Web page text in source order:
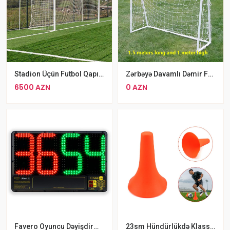
Stadion Üçün Futbol Qapısı
6500 AZN
Zərbəyə Davamlı Dəmir Fudbol Qapısı 1.50x1 Metr
0 AZN
Favero Oyuncu Dəyişdirmə LED Ekranlı Panel 23sm Hündürlükdə Klassik Konus Sadə Futbol Təlim Konusları